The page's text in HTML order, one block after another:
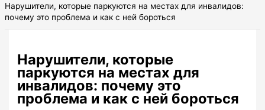
Нарушители, которые паркуются на местах для инвалидов:
почему это проблема и как с ней бороться
Нарушители, которые
паркуются на местах для
инвалидов: почему это
проблема и как с ней бороться